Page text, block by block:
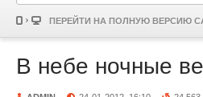
ПЕРЕЙТИ НА ПОЛНУЮ ВЕРСИЮ
В небе ночные